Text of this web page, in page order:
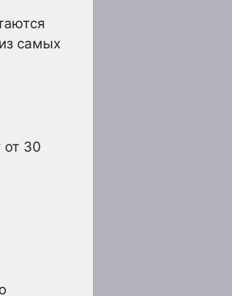
самых
от 30